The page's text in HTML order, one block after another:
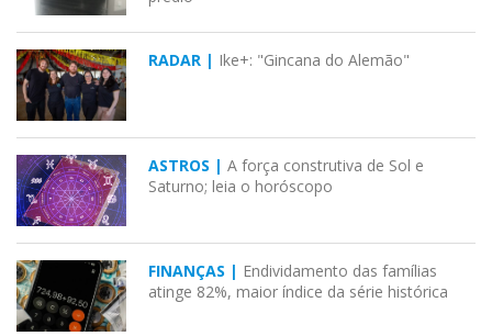
RADAR | Ike+: "Gincana do Alemão"
ASTROS | A força construtiva de Sol e
Saturno; leia o horóscopo
FINANÇAS | Endividamento das famílias
atinge 82%, maior índice da série histórica